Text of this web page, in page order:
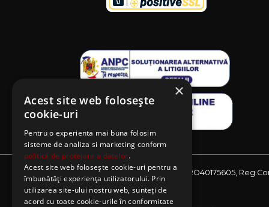
Website detinut de AE Sagres SRL, CIF: RO40175605,
J08/2727/2018
×
Acest site web folosește
cookie-uri
Pentru o experienta mai buna folosim
sisteme de analiza si marketing conform
politicii de protejare a datelor.
Acest site web folosește cookie-uri pentru a
îmbunătăți experiența utilizatorului. Prin
utilizarea site-ului nostru web, sunteți de
acord cu toate cookie-urile în conformitate